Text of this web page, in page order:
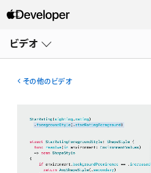
ビデオ
ー
その他のビデオ